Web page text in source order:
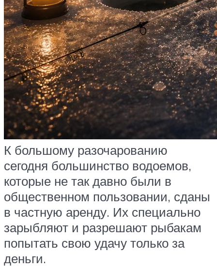
К большому разочарованию
сегодня большинство водоемов,
которые не так давно были в
общественном пользовании, сданы
в частную аренду. Их специально
зарыбляют и разрешают рыбакам
попытать свою удачу только за
деньги.